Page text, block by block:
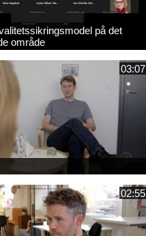
på det
område
03:07
02:55